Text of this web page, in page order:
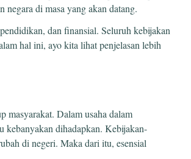
di masa yang akan datang.
dan finansial. Seluruh kebijakan
hal ini, ayo kita lihat penjelasan lebih
masyarakat. Dalam usaha dalam
kebanyakan dihadapkan. Kebijakan-
di negeri. Maka dari itu, esensial